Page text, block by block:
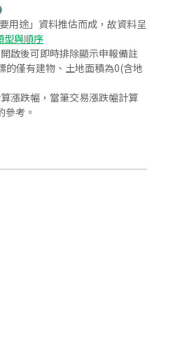
用途」資料推估而成，故資料呈
型與順序
啟後可即時排除顯示申報備註
的僅有建物、土地面積為0(含地
漲跌幅，當筆交易漲跌幅計算
考。